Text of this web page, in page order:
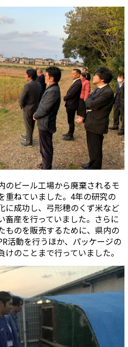
のビール工場から廃棄されるモ
重ねていました。4年の研究の
に成功し、弓形穂のくず米など
畜産を行っていました。さらに
ものを販売するために、県内の
活動を行うほか、パッケージの
のことまで行っていました。